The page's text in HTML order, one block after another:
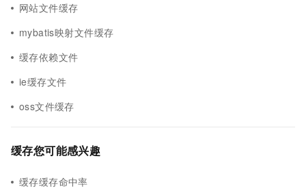
网站文件缓存
mybatis映射文件缓存
缓存依赖文件
ie缓存文件
oss文件缓存
缓存您可能感兴趣
缓存缓存命中率